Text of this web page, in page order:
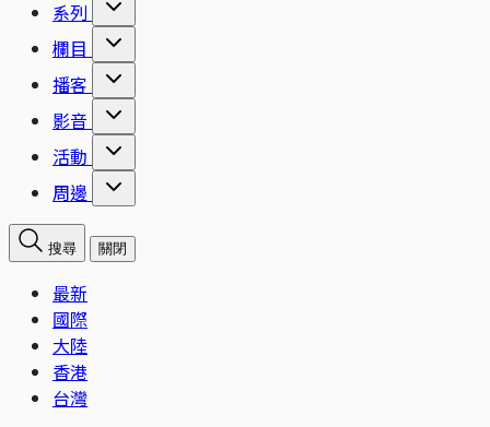
系列
欄目
播客
影音
活動
周邊
搜尋 關閉
最新
國際
大陸
香港
台灣